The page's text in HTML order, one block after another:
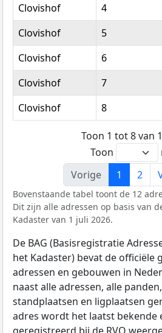
Clovishof
4
Clovishof
5
Clovishof
6
Clovishof
7
Clovishof
8
Toon 1 tot 8 van
Toon
Vorige
1 2
Bovenstaande tabel toont de 12
Dit zijn alle adressen op basis van
Kadaster van 1 juli 2026.
De BAG (Basisregistratie
het Kadaster) bevat de officiële
adressen en gebouwen in
naast alle adressen, alle
standplaatsen en ligplaatsen
adres wordt het laatst bekende